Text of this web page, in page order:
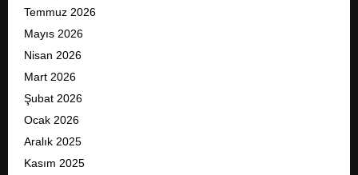
Temmuz 2026
Mayıs 2026
Nisan 2026
Mart 2026
Şubat 2026
Ocak 2026
Aralık 2025
Kasım 2025